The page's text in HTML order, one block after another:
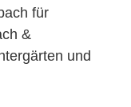
für
&
und